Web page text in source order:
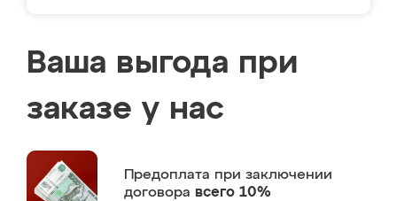
Ваша выгода при
заказе у нас
Предоплата при заключении
договора всего 10%